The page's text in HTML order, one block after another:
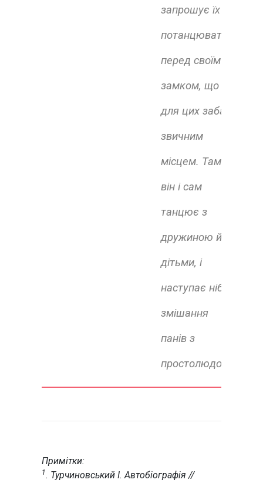
запрошує їх
потанцювати
перед своїм
замком, що є
для цих забав
звичним
місцем. Там
він і сам
танцює з
дружиною й
дітьми, і
наступає ніби
змішання
панів з
простолюдом.
Примітки:
1. Турчиновський І. Автобіографія //